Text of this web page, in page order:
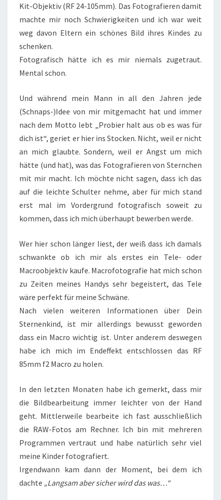
Kit-Objektiv (RF 24-105mm). Das Fotografieren damit
machte mir noch Schwierigkeiten und ich war weit
weg davon Eltern ein schönes Bild ihres Kindes zu
schenken.
Fotografisch hätte ich es mir niemals zugetraut.
Mental schon.
Und während mein Mann in all den Jahren jede
(Schnaps-)Idee von mir mitgemacht hat und immer
nach dem Motto lebt „Probier halt aus ob es was für
dich ist“, geriet er hier ins Stocken. Nicht, weil er nicht
an mich glaubte. Sondern, weil er Angst um mich
hätte (und hat), was das Fotografieren von Sternchen
mit mir macht. Ich möchte nicht sagen, dass ich das
auf die leichte Schulter nehme, aber für mich stand
erst mal im Vordergrund fotografisch soweit zu
kommen, dass ich mich überhaupt bewerben werde.
Wer hier schon länger liest, der weiß dass ich damals
schwankte ob ich mir als erstes ein Tele- oder
Macroobjektiv kaufe. Macrofotografie hat mich schon
zu Zeiten meines Handys sehr begeistert, das Tele
wäre perfekt für meine Schwäne.
Nach vielen weiteren Informationen über Dein
Sternenkind, ist mir allerdings bewusst geworden
dass ein Macro wichtig ist. Unter anderem deswegen
habe ich mich im Endeffekt entschlossen das RF
85mm f2 Macro zu holen.
In den letzten Monaten habe ich gemerkt, dass mir
die Bildbearbeitung immer leichter von der Hand
geht. Mittlerweile bearbeite ich fast ausschließlich
die RAW-Fotos am Rechner. Ich bin mit mehreren
Programmen vertraut und habe natürlich sehr viel
meine Kinder fotografiert.
Irgendwann kam dann der Moment, bei dem ich
dachte „Langsam aber sicher wird das was…“